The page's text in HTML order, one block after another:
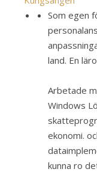
Som egen
land. En
Arbetade
Windows
ekonomi.
kunna ro